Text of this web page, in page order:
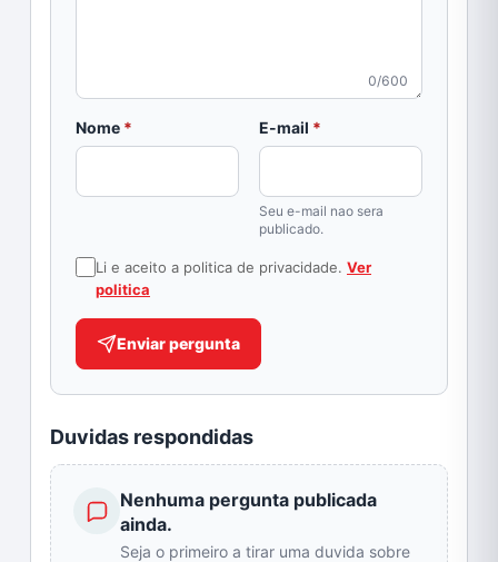
0/600
Nome * E-mail *
Seu e-mail nao sera
publicado.
Li e aceito a politica de privacidade. Ver
politica
Enviar pergunta
Duvidas respondidas
Nenhuma pergunta publicada
ainda.
Seja o primeiro a tirar uma duvida sobre